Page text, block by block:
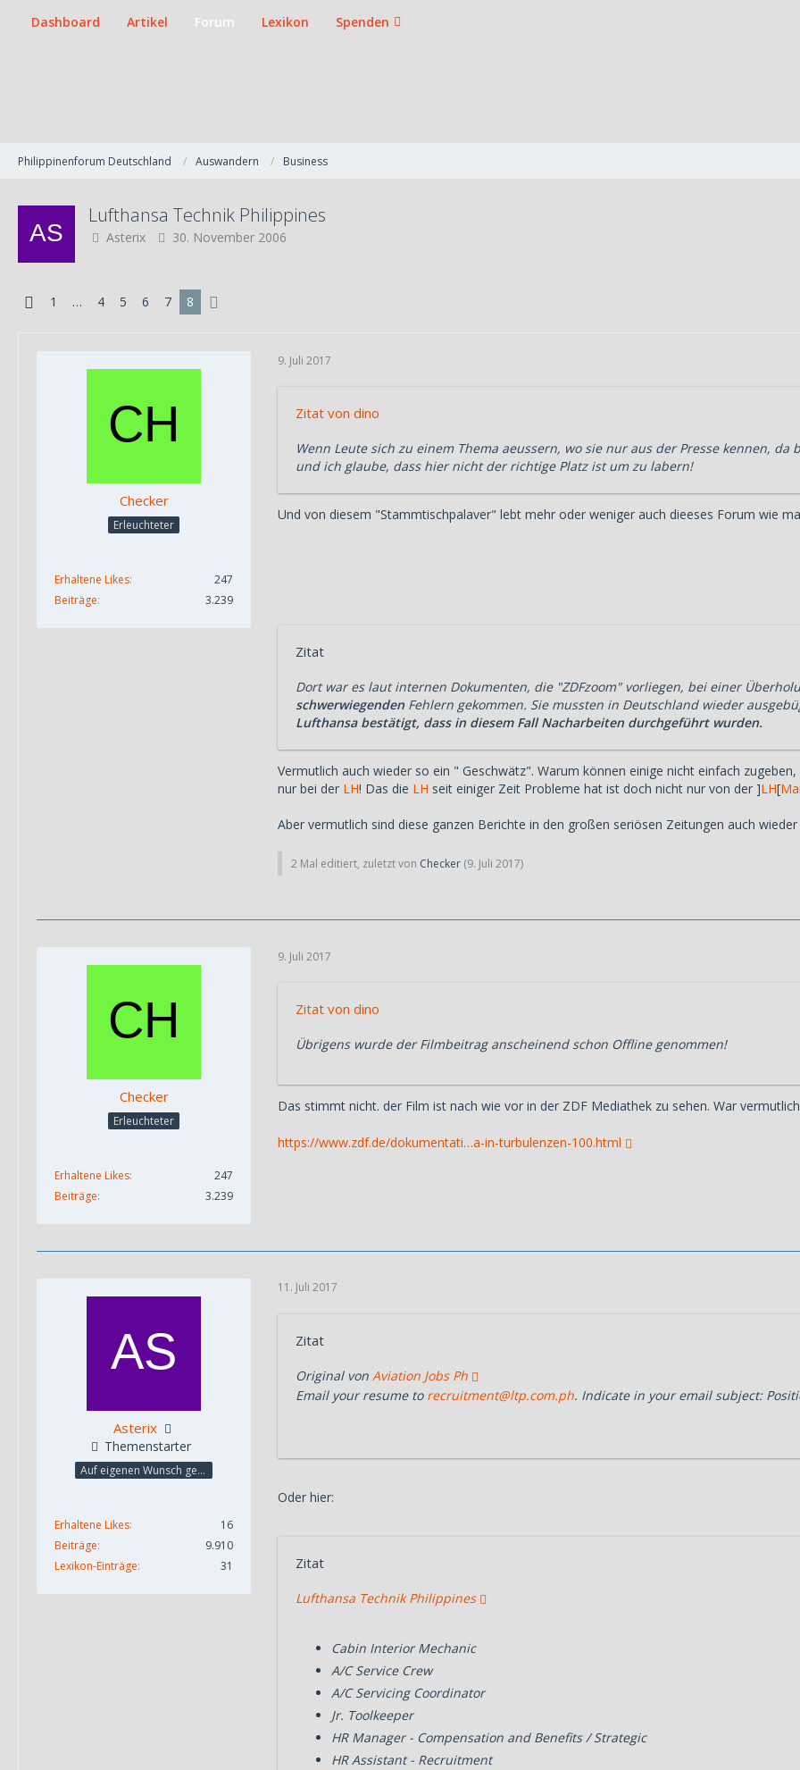
Dashboard Artikel Forum Lexikon Spenden
Philippinenforum Deutschland Auswandern Business
Lufthansa Technik Philippines
Asterix 30. November 2006
1 … 4 5 6 7 8
Checker
Erleuchteter
Erhaltene Likes
247
Beiträge
3.239
9. Juli 2017
Zitat von dino
Wenn Leute sich zu einem Thema aeussern, wo sie nur aus der Presse kennen,
und ich glaube, dass hier nicht der richtige Platz ist um zu labern!
Und von diesem "Stammtischpalaver" lebt mehr oder weniger auch dieeses Forum wie
Zitat
Dort war es laut internen Dokumenten, die "ZDFzoom" vorliegen, bei einer
schwerwiegenden Fehlern gekommen. Sie mussten in Deutschland wieder
Lufthansa bestätigt, dass in diesem Fall Nacharbeiten durchgeführt wurden.
Vermutlich auch wieder so ein " Geschwätz". Warum können einige nicht einfach
nur bei der LH! Das die LH seit einiger Zeit Probleme hat ist doch nicht nur von der ]LH[
Aber vermutlich sind diese ganzen Berichte in den großen seriösen Zeitungen auch
2 Mal editiert, zuletzt von Checker (9. Juli 2017)
Checker
Erleuchteter
Erhaltene Likes
247
Beiträge
3.239
9. Juli 2017
Zitat von dino
Übrigens wurde der Filmbeitrag anscheinend schon Offline genommen!
Das stimmt nicht. der Film ist nach wie vor in der ZDF Mediathek zu sehen. War
https://www.zdf.de/dokumentati…a-in-turbulenzen-100.html
Asterix
Themenstarter
Auf eigenen Wunsch gesperrt
Erhaltene Likes
16
Beiträge
9.910
Lexikon-Einträge
31
11. Juli 2017
Zitat
Original von Aviation Jobs Ph
Email your resume to recruitment@ltp.com.ph. Indicate in your email subject:
Oder hier:
Zitat
Lufthansa Technik Philippines
Cabin Interior Mechanic
A/C Service Crew
A/C Servicing Coordinator
Jr. Toolkeeper
HR Manager - Compensation and Benefits / Strategic
HR Assistant - Recruitment